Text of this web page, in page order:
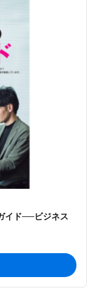
イド──ビジネス